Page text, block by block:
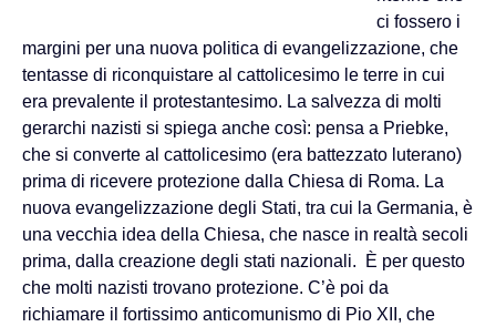
ci fossero i
margini per una nuova politica di evangelizzazione, che
tentasse di riconquistare al cattolicesimo le terre in cui
era prevalente il protestantesimo. La salvezza di molti
gerarchi nazisti si spiega anche così: pensa a Priebke,
che si converte al cattolicesimo (era battezzato luterano)
prima di ricevere protezione dalla Chiesa di Roma. La
nuova evangelizzazione degli Stati, tra cui la Germania, è
una vecchia idea della Chiesa, che nasce in realtà secoli
prima, dalla creazione degli stati nazionali. È per questo
che molti nazisti trovano protezione. C’è poi da
richiamare il fortissimo anticomunismo di Pio XII, che